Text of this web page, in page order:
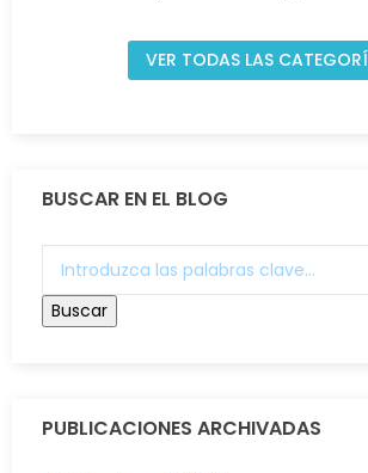
VER TODAS LAS
BUSCAR EN EL BLOG
PUBLICACIONES ARCHIVADAS